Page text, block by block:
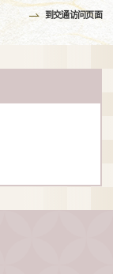
到交通访问页面